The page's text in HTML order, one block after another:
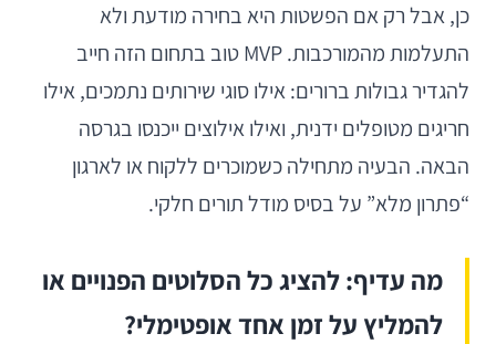
כן, אבל רק אם הפשטות היא בחירה מודעת ולא
התעלמות מהמורכבות. MVP טוב בתחום הזה חייב
להגדיר גבולות ברורים: אילו סוגי שירותים נתמכים, אילו
חריגים מטופלים ידנית, ואילו אילוצים ייכנסו בגרסה
הבאה. הבעיה מתחילה כשמוכרים ללקוח או לארגון
“פתרון מלא” על בסיס מודל תורים חלקי.
מה עדיף: להציג כל הסלוטים הפנויים או
להמליץ על זמן אחד אופטימלי?